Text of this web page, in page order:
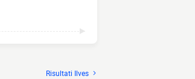
Risultati Ilves